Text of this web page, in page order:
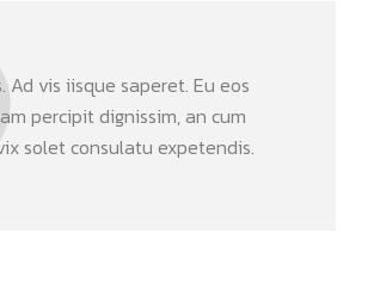
vis iisque saperet. Eu eos
percipit dignissim, an cum
solet consulatu expetendis.